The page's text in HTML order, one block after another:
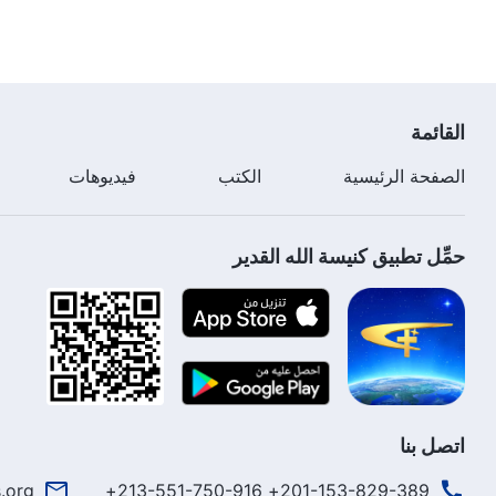
القائمة
الصفحة الرئيسية الكتب فيديوهات
حمِّل تطبيق كنيسة الله القدير
اتصل بنا
201-153-829-389+ 213-551-750-916+